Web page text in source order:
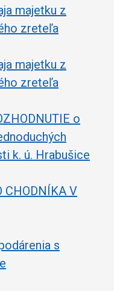
majetku z
zreteľa
majetku z
zreteľa
o
k. ú. Hrabušice
CHODNÍKA V
s